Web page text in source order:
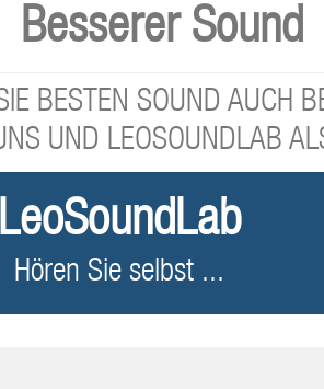
Besserer Sound
BESTEN SOUND AUCH
UND LEOSOUNDLAB
LeoSoundLab
Hören Sie selbst ...